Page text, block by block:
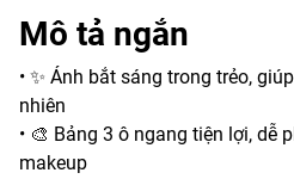
Mô tả ngắn
• ✨ Ánh bắt sáng trong trẻo,
nhiên
• 🎨 Bảng 3 ô ngang tiện lợi, dễ
makeup